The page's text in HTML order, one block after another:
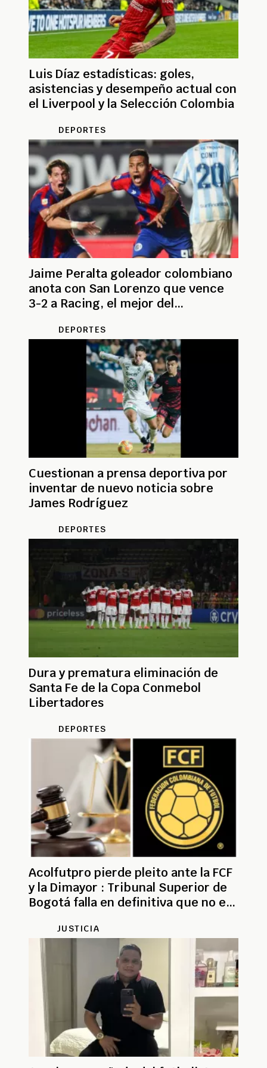
Luis Díaz estadísticas: goles,
asistencias y desempeño actual con
el Liverpool y la Selección Colombia
DEPORTES
Jaime Peralta goleador colombiano
anota con San Lorenzo que vence
3-2 a Racing, el mejor del
DEPORTES
Cuestionan a prensa deportiva por
inventar de nuevo noticia sobre
James Rodríguez
DEPORTES
Dura y prematura eliminación de
Santa Fe de la Copa Conmebol
Libertadores
DEPORTES
Acolfutpro pierde pleito ante la FCF
y la Dimayor : Tribunal Superior de
Bogotá falla en definitiva que no es
JUSTICIA